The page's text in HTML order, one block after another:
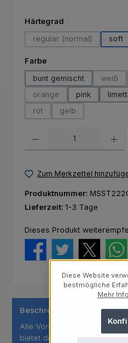
Härtegrad
regular (normal)
(Diese Option ist
soft
Farbeauswählen
bunt gemischt
weiß
orange
(Diese Option ist zurzeit
pink
rot
(Diese Option ist zurzeit
gelb
(Diese Option ist
Zum Merkzettel
Produktnummer:
Lieferzeit: 1-3 Tage
Dieses Produkt
Beschreibung
Alle Vorteile unseres
bietet den Vorteil eines
Diese Website
bestmögliche
Mehr